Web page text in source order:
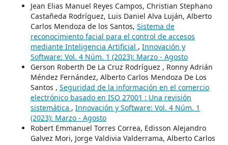
Jean Elias Manuel Reyes Campos, Christian Stephano
Castañeda Rodríguez, Luis Daniel Alva Luján, Alberto
Carlos Mendoza de los Santos, Sistema de
reconocimiento facial para el control de accesos
mediante Inteligencia Artificial , Innovación y
Software: Vol. 4 Núm. 1 (2023): Marzo - Agosto
Gerson Roberth De La Cruz Rodríguez , Ronny Adrián
Méndez Fernández, Alberto Carlos Mendoza De Los
Santos , Seguridad de la información en el comercio
electrónico basado en ISO 27001 : Una revisión
sistemática , Innovación y Software: Vol. 4 Núm. 1
(2023): Marzo - Agosto
Robert Emmanuel Torres Correa, Edisson Alejandro
Galvez Mori, Jorge Valdivia Valderrama, Alberto Carlos